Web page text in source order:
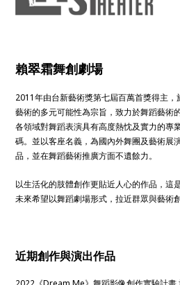
賴翠霜舞創劇場
2011年由台新藝術獎第七屆百萬首獎得主
藝術的多元可能性為宗旨，致力於舞蹈藝術
各領域對舞蹈表演具有高度熱忱及實力的專
碼。並以客座名義，為國內外舞團及藝術展
品，並在舞蹈藝術推廣方面不遺餘力。
以生活化的肢體創作更貼近人心的作品，這
未來希望以舞蹈劇場形式，拉近群眾與藝術
近期創作與演出作品